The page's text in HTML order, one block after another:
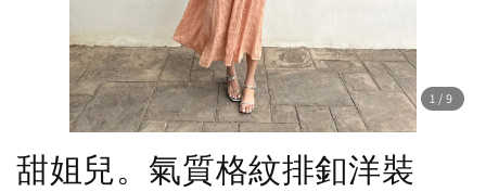
1 /9
甜姐兒。氣質格紋排釦洋裝